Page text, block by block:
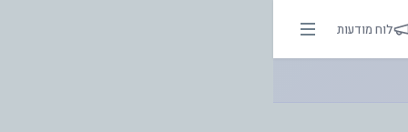
בהירות הדרך
לוח מודעות